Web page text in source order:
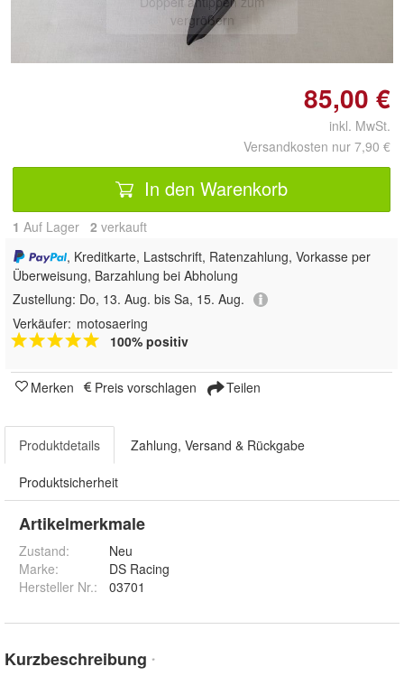
vergrößern
85,00 €
inkl. MwSt.
Versandkosten nur 7,90 €
In den Warenkorb
1 Auf Lager 2 verkauft
, Kreditkarte, Lastschrift, Ratenzahlung, Vorkasse per
Überweisung, Barzahlung bei Abholung
Zustellung: Do, 13. Aug. bis Sa, 15. Aug.
Verkäufer: motosaering
100% positiv
Merken Preis vorschlagen Teilen
Produktdetails Zahlung, Versand & Rückgabe
Produktsicherheit
Artikelmerkmale
Zustand:
Neu
Marke:
DS Racing
Hersteller Nr.:
03701
Kurzbeschreibung *